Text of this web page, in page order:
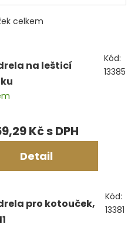
celkem
na lešticí
Kč
Detail
Kód:
13385
pro kotouček,
Kód:
13381